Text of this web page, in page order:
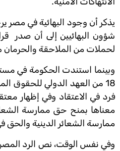
لحملات من الملاحقة والحرمان
فرد في الاعتقاد وفي إظهار
معناها بمنح حق ممارسة
ممارسة الشعائر الدينية والحق
وفي نفس الوقت، نص الرد